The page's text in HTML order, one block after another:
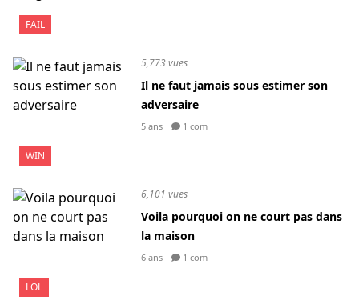
FAIL
WIN
5,773 vues
Il ne faut jamais sous estimer son
adversaire
5 ans 1 com
LOL
6,101 vues
Voila pourquoi on ne court pas dans
la maison
6 ans 1 com